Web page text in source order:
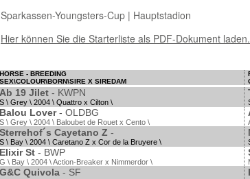
Sparkassen-Youngsters-Cup | Hauptstadion
Hier können Sie die Starterliste als PDF-Dokument laden.